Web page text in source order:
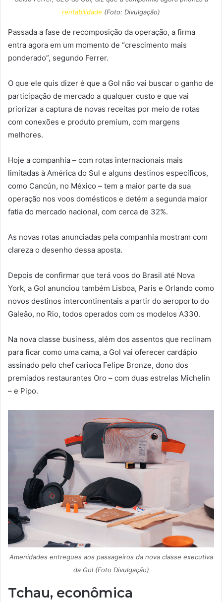
rentabilidade (Foto: Divulgação)
Passada a fase de recomposição da operação, a firma
entra agora em um momento de “crescimento mais
ponderado”, segundo Ferrer.
O que ele quis dizer é que a Gol não vai buscar o ganho de
participação de mercado a qualquer custo e que vai
priorizar a captura de novas receitas por meio de rotas
com conexões e produto premium, com margens
melhores.
Hoje a companhia – com rotas internacionais mais
limitadas à América do Sul e alguns destinos específicos,
como Cancún, no México – tem a maior parte da sua
operação nos voos domésticos e detém a segunda maior
fatia do mercado nacional, com cerca de 32%.
As novas rotas anunciadas pela companhia mostram com
clareza o desenho dessa aposta.
Depois de confirmar que terá voos do Brasil até Nova
York, a Gol anunciou também Lisboa, Paris e Orlando como
novos destinos intercontinentais a partir do aeroporto do
Galeão, no Rio, todos operados com os modelos A330.
Na nova classe business, além dos assentos que reclinam
para ficar como uma cama, a Gol vai oferecer cardápio
assinado pelo chef carioca Felipe Bronze, dono dos
premiados restaurantes Oro – com duas estrelas Michelin
– e Pipo.
Amenidades entregues aos passageiros da nova classe executiva
da Gol (Foto Divulgação)
Tchau, econômica